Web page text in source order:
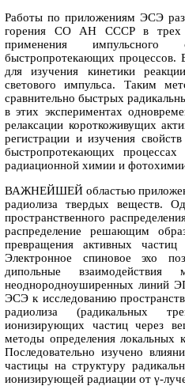
Работы по приложениям ЭСЭ
горения СО АН СССР в трех
применения
быстропротекающих процессов.
для изучения кинетики
светового импульса. Таким
сравнительно быстрых
в этих экспериментах
релаксации короткоживущих
регистрации и изучения
быстропротекающих
радиационной химии и
ВАЖНЕЙШЕЙ областью
радиолиза твердых веществ.
пространственного
распределение решающим
превращения активных
Электронное спиновое эхо
дипольные
неоднородноуширенных линий
ЭСЭ к исследованию
радиолиза (радикальных
ионизирующих частиц через
методы определения локальных
Последовательно изучено
частицы на структуру
ионизирующей радиации от γ-